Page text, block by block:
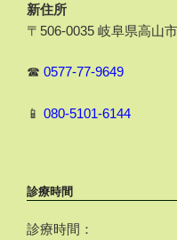
新住所
〒506-0035 岐阜県高山
☎ 0577-77-9649
📱 080-5101-6144
診療時間
診療時間：